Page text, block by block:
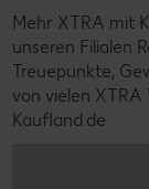
Mehr XTRA mit
unseren Filialen
Treuepunkte,
von vielen
Kaufland.de